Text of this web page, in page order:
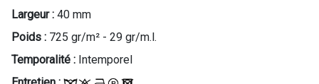
Largeur : 40 mm
Poids : 725 gr/m² - 29 gr/m.l.
Temporalité : Intemporel